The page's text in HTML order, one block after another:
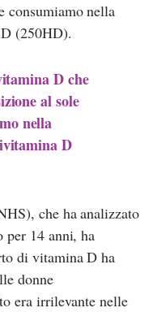
consumiamo nella
(250HD).
D che
al sole
nella
D
che ha analizzato
per 14 anni, ha
di vitamina D ha
donne
era irrilevante nelle